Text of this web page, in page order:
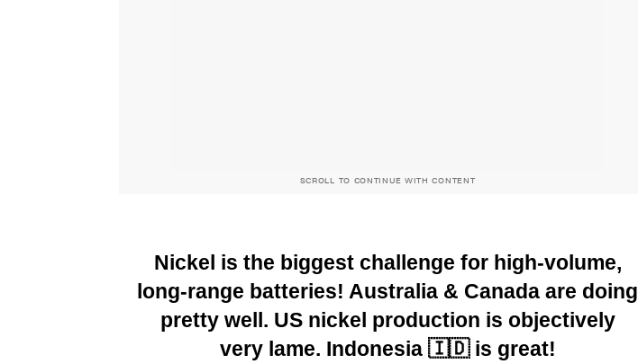
SCROLL TO CONTINUE WITH CONTENT
Nickel is the biggest challenge for high-volume,
long-range batteries! Australia & Canada are doing
pretty well. US nickel production is objectively
very lame. Indonesia 🇮🇩 is great!